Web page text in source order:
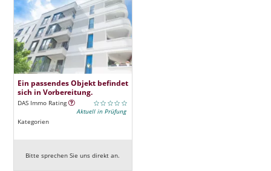
Ein passendes Objekt befindet
sich in Vorbereitung.
DAS Immo Rating
Aktuell in Prüfung
Kategorien
Bitte sprechen Sie uns direkt an.